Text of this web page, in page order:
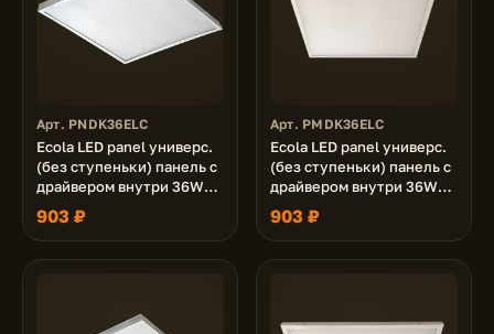
Арт. PNDK36ELC
Ecola LED panel универс.
(без ступеньки) панель с
драйвером внутри 36W
220V 6500K Призма
595x595x19
903 ₽
Арт. PMDK36ELC
Ecola LED panel универс.
(без ступеньки) панель с
драйвером внутри 36W
220V 6500K Матовая
595x595x19
903 ₽